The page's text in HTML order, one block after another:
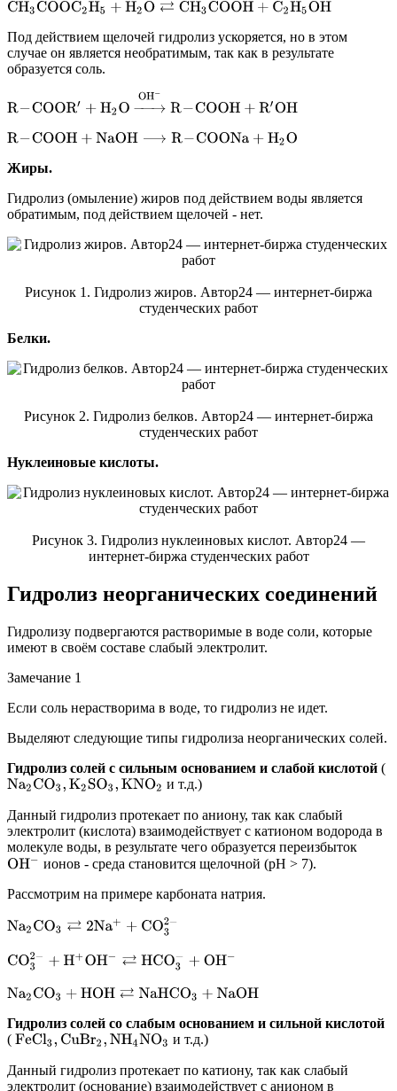
CH3COOC2H5+ H2O⇄C H3 COOH+C2H5O H
Под действием щелочей гидролиз ускоряется, но в этом
случае он является необратимым, так как в результате
образуется соль.
R COOR′+H 2 O→ O H−R CO OH+R′O H
R−COOH+NaOH⟶R −CO ONa+H2O
Жиры.
Гидролиз (омыление) жиров под действием воды является
обратимым, под действием щелочей - нет.
Рисунок 1. Гидролиз жиров. Автор24 — интернет-биржа
студенческих работ
Белки.
Рисунок 2. Гидролиз белков. Автор24 — интернет-биржа
студенческих работ
Нуклеиновые кислоты.
Рисунок 3. Гидролиз нуклеиновых кислот. Автор24 —
интернет-биржа студенческих работ
Гидролиз неорганических соединений
Гидролизу подвергаются растворимые в воде соли, которые
имеют в своём составе слабый электролит.
Замечание 1
Если соль нерастворима в воде, то гидролиз не идет.
Выделяют следующие типы гидролиза неорганических солей.
Гидролиз солей с сильным основанием и слабой кислотой (
Na2CO3,K2SO3,K NO2 и т.д.)
Данный гидролиз протекает по аниону, так как слабый
электролит (кислота) взаимодействует с катионом водорода в
молекуле воды, в результате чего образуется переизбыток
OH− ионов - среда становится щелочной (рН > 7).
Рассмотрим на примере карбоната натрия.
Na2CO3⇄2Na++CO3 2−
CO32−+H+OH−⇄ HC O3−+OH−
Na2CO3+ H OH⇄NaH CO3+NaO H
Гидролиз солей со слабым основанием и сильной кислотой
( FeCl3,CuBr2,NH4NO3 и т.д.)
Данный гидролиз протекает по катиону, так как слабый
электролит (основание) взаимодействует с анионом в